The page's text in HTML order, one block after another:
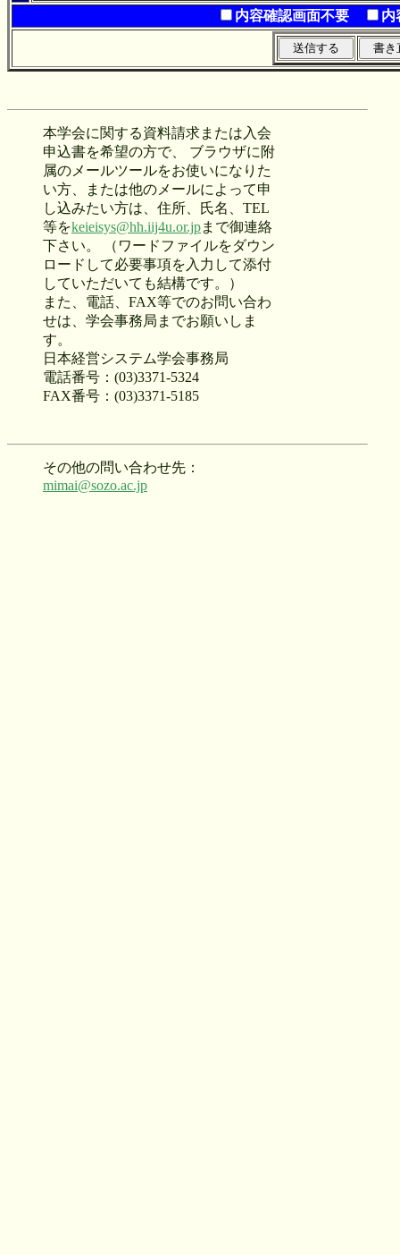
内容確認画面不要 内
本学会に関する資料請求または入会
申込書を希望の方で、 ブラウザに附
属のメールツールをお使いになりた
い方、または他のメールによって申
し込みたい方は、住所、氏名、TEL
等をkeieisys@hh.iij4u.or.jpまで御連絡
下さい。 （ワードファイルをダウン
ロードして必要事項を入力して添付
していただいても結構です。）
また、電話、FAX等でのお問い合わ
せは、学会事務局までお願いしま
す。
日本経営システム学会事務局
電話番号：(03)3371-5324
FAX番号：(03)3371-5185
その他の問い合わせ先：
mimai@sozo.ac.jp